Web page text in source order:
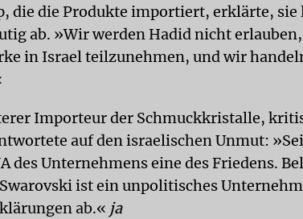
die die Produkte importiert, erklärte, sie
ab. »Wir werden Hadid nicht
in Israel teilzunehmen, und wir
Importeur der Schmuckkristalle,
auf den israelischen Unmut:
des Unternehmens eine des Friedens.
ist ein unpolitisches
ab.« ja